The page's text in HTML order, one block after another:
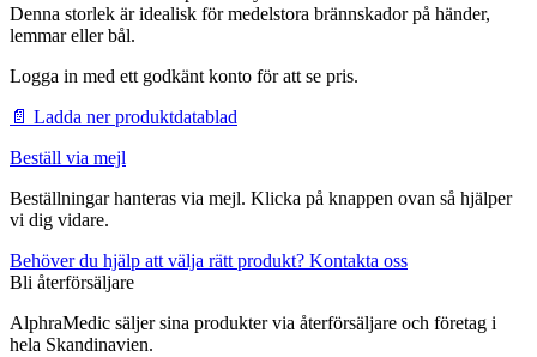
Denna storlek är idealisk för medelstora brännskador på händer,
lemmar eller bål.
Logga in med ett godkänt konto för att se pris.
📄 Ladda ner produktdatablad
Beställ via mejl
Beställningar hanteras via mejl. Klicka på knappen ovan så hjälper
vi dig vidare.
Behöver du hjälp att välja rätt produkt? Kontakta oss
Bli återförsäljare
AlphraMedic säljer sina produkter via återförsäljare och företag i
hela Skandinavien.